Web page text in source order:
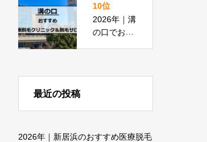
＆脱毛サロ
ン全18選
10位
2026年｜溝
の口でおす
最近の投稿
2026年｜新居浜のおすすめ医療脱毛